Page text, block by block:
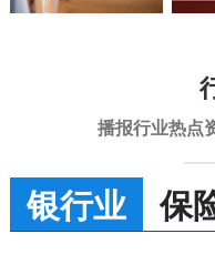
播报行业热点
银行业 保